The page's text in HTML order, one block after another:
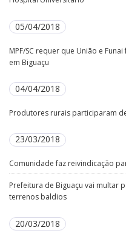
05/04/2018
MPF/SC requer que União e
em Biguaçu
04/04/2018
Produtores rurais participaram
23/03/2018
Comunidade faz reivindicação
Prefeitura de Biguaçu vai multar
terrenos baldios
20/03/2018